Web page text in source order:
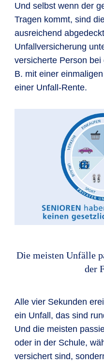
Und selbst wenn der
Tragen kommt, sind
ausreichend
Unfallversicherung
versicherte Person
B. mit einer
einer Unfall-Rente.
Die meisten Unfälle
der
Alle vier Sekunden
ein Unfall, das sind
Und die meisten
oder in der Schule,
versichert sind,